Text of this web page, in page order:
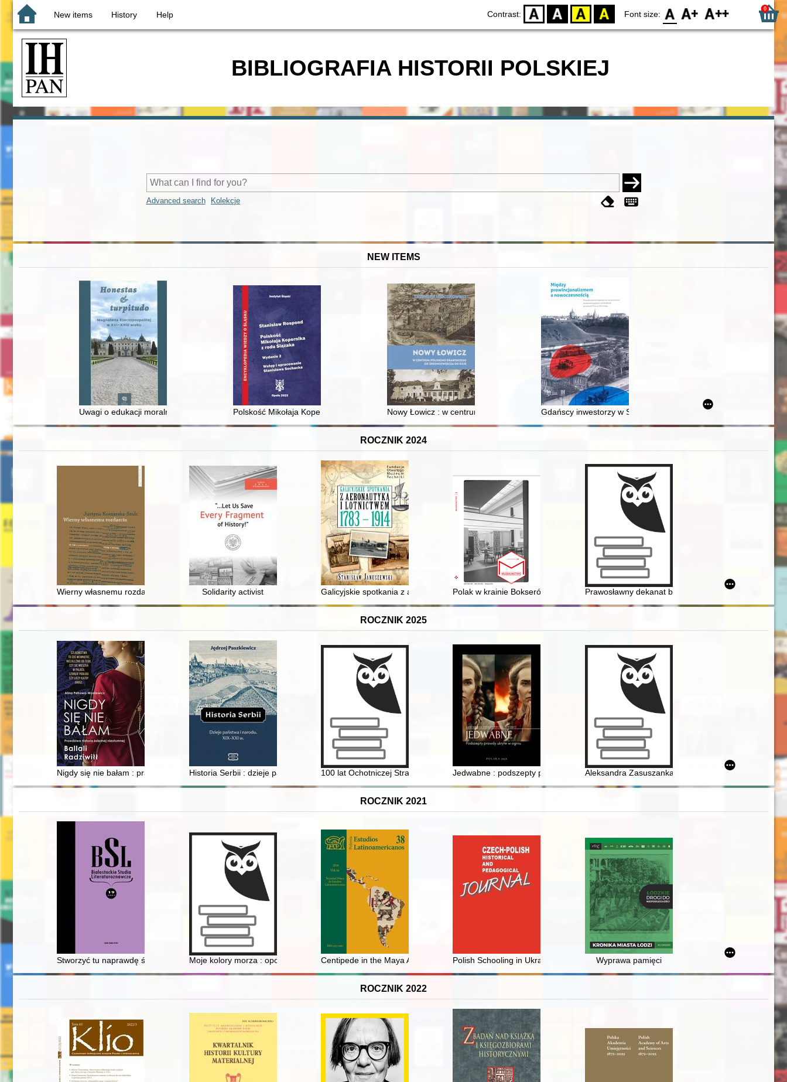
New items History Help Contrast: D BW YB BY Font size: F0 F1 F2 0
BIBLIOGRAFIA HISTORII POLSKIEJ
Advanced search Kolekcje
NEW ITEMS
Uwagi o edukacji moralnej synów szlacheckich w XVI-wiecznej Rzeczypospolitej
Polskość Mikołaja Kopernika z rodu ŚlązakaNowy Łowicz : w centrum poligonu drawskiego od średniowiecza do dziśGdańscy inwestorzy w Sopocie : prestiż finansowy i towarzyski
ROCZNIK 2024
Wierny własnemu rozdarciu : problematyka tożsamościowa w twórczości Artura Sandauera
Solidarity activist Galicyjskie spotkania z aeronautyką i lotnictwem 1783-1914Polak w krainie Bokserów : o darze płk. Jagniątkowskiego dla Muzeum Narodowego w
Prawosławny dekanat bialski w latach 1918-1939
ROCZNIK 2025
Nigdy się nie bałam : prawdziwa historia księżnej niezłomnej Ballali Radziwiłł
Historia Serbii : dzieje państwa i narodu : XIX-XXI w100 lat Ochotniczej Straży Pożarnej w Kożuchowie (1925-2025)
Jedwabne : podszepty prawdy ukryte w ogniuAleksandra Zasuszanka-Dobrowolska (1906-1989) :
ROCZNIK 2021
Stworzyć tu naprawdę śliczną a bogatą kolonię polską" : polskie międzywojenne opisywanie Peru
Moje kolory morza : opowieści prawdziweCentipede in the Maya Art and CulturePolish Schooling in Ukraine at the Turn of the 20th and the 21st Century
Wyprawa pamięci
ROCZNIK 2022